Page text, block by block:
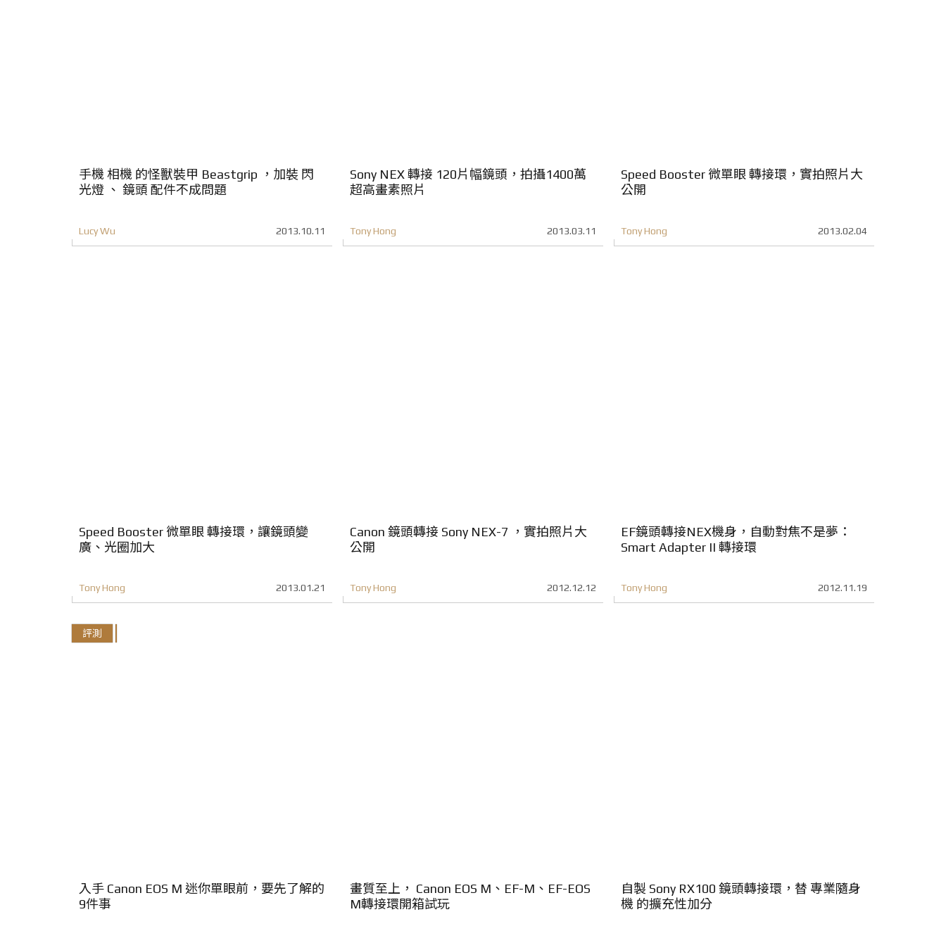
手機 相機 的怪獸裝甲 Beastgrip ，加裝 閃
光燈 、 鏡頭 配件不成問題
Lucy Wu 2013.10.11
Sony NEX 轉接 120片幅鏡頭，拍攝1400萬
超高畫素照片
Tony Hong 2013.03.11
Speed Booster 微單眼 轉接環，實拍照片大
公開
Tony Hong 2013.02.04
Speed Booster 微單眼 轉接環，讓鏡頭變
廣、光圈加大
Tony Hong 2013.01.21
Canon 鏡頭轉接 Sony NEX-7 ，實拍照片大
公開
Tony Hong 2012.12.12
EF鏡頭轉接NEX機身，自動對焦不是夢：
Smart Adapter II 轉接環
Tony Hong 2012.11.19
入手 Canon EOS M 迷你單眼前，要先了解的
9件事
評測
畫質至上， Canon EOS M、EF-M、EF-EOS
M轉接環開箱試玩
自製 Sony RX100 鏡頭轉接環，替 專業隨身
機 的擴充性加分